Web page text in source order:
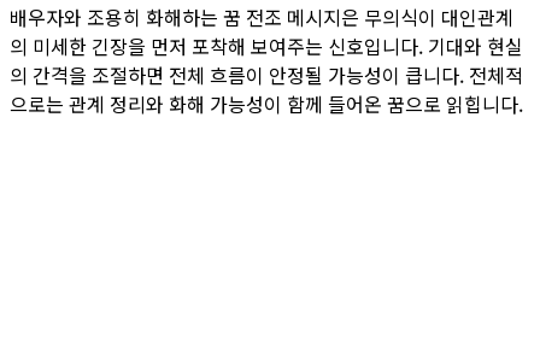
배우자와 조용히 화해하는 꿈 전조 메시지은 무의식이 대인관계
의 미세한 긴장을 먼저 포착해 보여주는 신호입니다. 기대와 현실
의 간격을 조절하면 전체 흐름이 안정될 가능성이 큽니다. 전체적
으로는 관계 정리와 화해 가능성이 함께 들어온 꿈으로 읽힙니다.